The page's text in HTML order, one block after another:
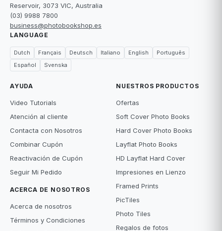
Reservoir, 3073 VIC, Australia
(03) 9988 7800
business@photobookshop.es
LANGUAGE
Dutch Français Deutsch Italiano English
Português
Español
Svenska
AYUDA
Video Tutorials
Atención al cliente
Contacta con Nosotros
Combinar Cupón
Reactivación de Cupón
Seguir Mi Pedido
ACERCA DE NOSOTROS
Acerca de nosotros
Términos y Condiciones
NUESTROS PRODUCTOS
Ofertas
Soft Cover Photo Books
Hard Cover Photo Books
Layflat Photo Books
HD Layflat Hard Cover
Impresiones en Lienzo
Framed Prints
PicTiles
Photo Tiles
Regalos de fotos